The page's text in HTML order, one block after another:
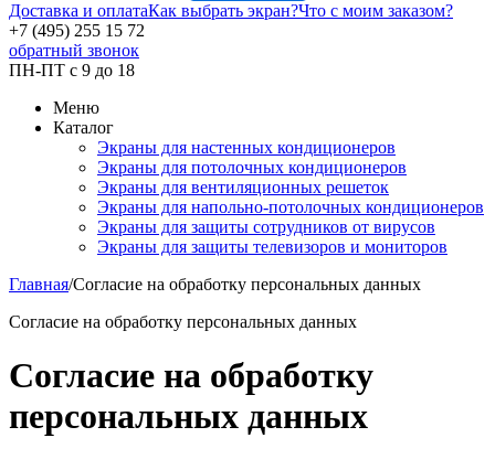
Доставка и оплатаКак выбрать экран?Что с моим заказом?
+7 (495) 255 15 72
обратный звонок
ПН-ПТ с 9 до 18
Меню
Каталог
Экраны для настенных кондиционеров
Экраны для потолочных кондиционеров
Экраны для вентиляционных решеток
Экраны для напольно-потолочных кондиционеров
Экраны для защиты сотрудников от вирусов
Экраны для защиты телевизоров и мониторов
Главная/Согласие на обработку персональных данных
Согласие на обработку персональных данных
Согласие на обработку
персональных данных